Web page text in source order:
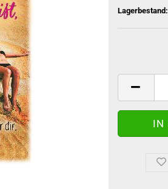
Lagerbestand: